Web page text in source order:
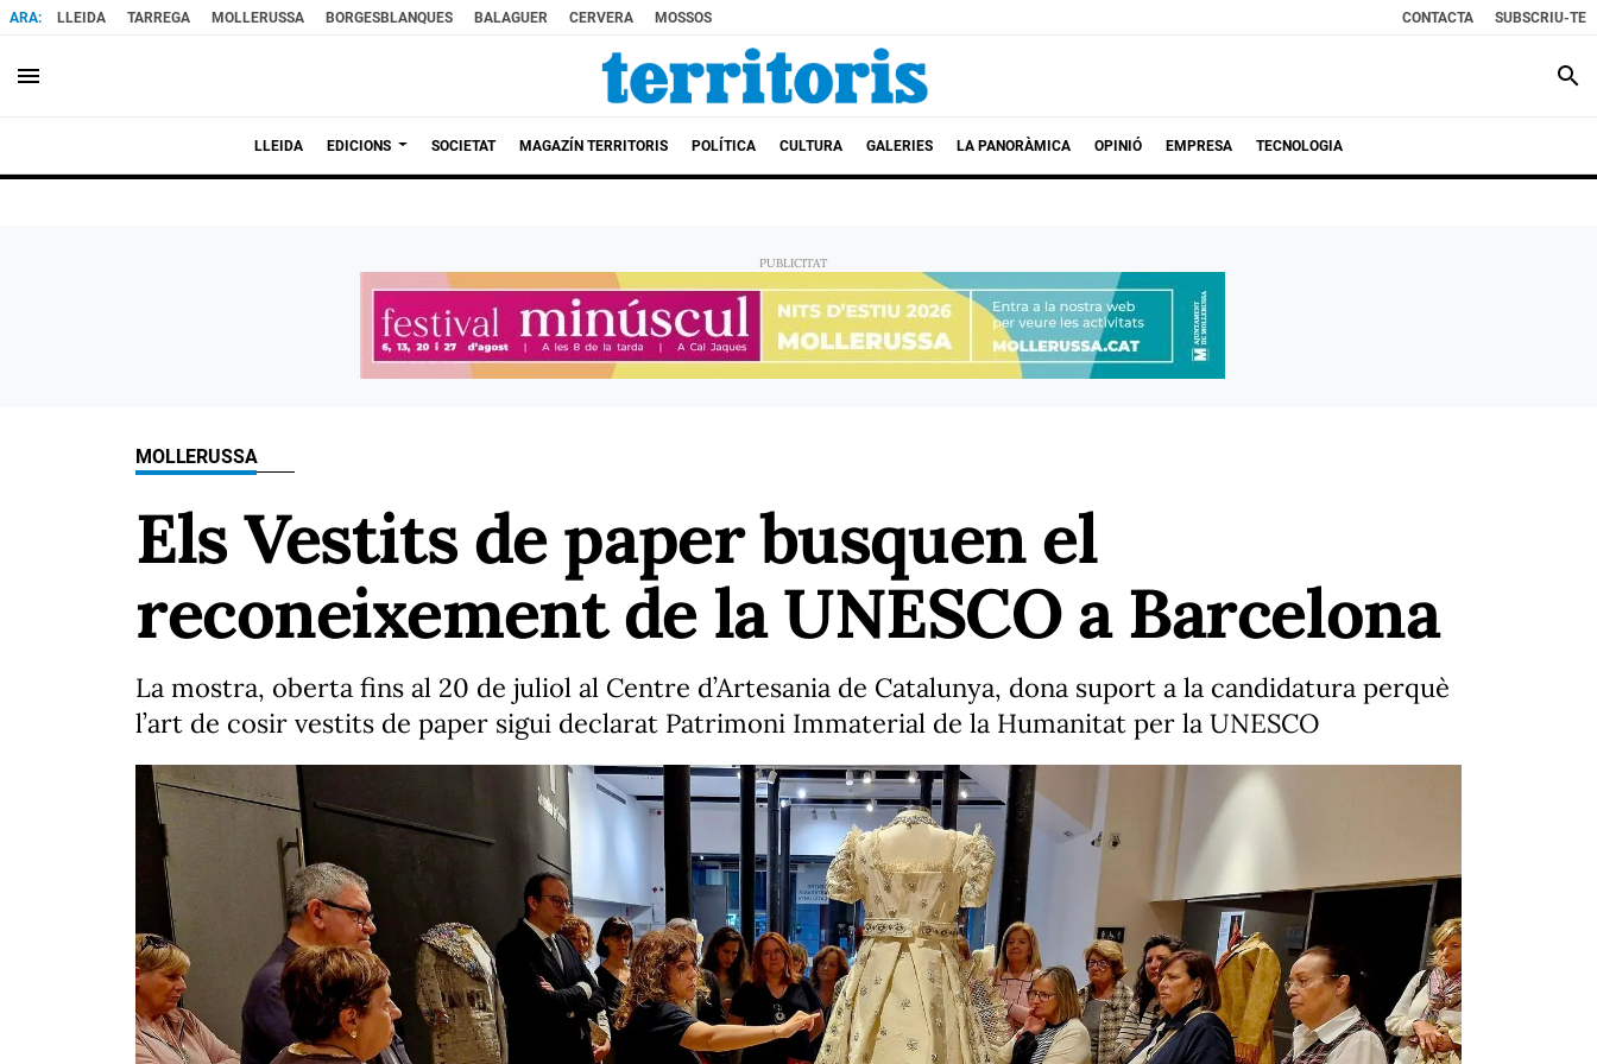
LLEIDA TARREGA MOLLERUSSA BORGESBLANQUES BALAGUER CERVERA MOSSOS CONTACTA SUBSCRIU-TE
menu search
LLEIDA EDICIONS SOCIETAT MAGAZÍN TERRITORIS POLÍTICA CULTURA GALERIES LA PANORÀMICA OPINIÓ EMPRESA TECNOLOGIA
MOLLERUSSA
Els Vestits de paper busquen el
reconeixement de la UNESCO a Barcelona
La mostra, oberta fins al 20 de juliol al Centre d’Artesania de Catalunya, dona suport a la candidatura perquè
l’art de cosir vestits de paper sigui declarat Patrimoni Immaterial de la Humanitat per la UNESCO